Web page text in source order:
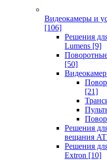
Видеокамеры и
[106]
Решения
Lumens [9]
[50]
[21]
Решения
вещания
Решения
Extron [10]